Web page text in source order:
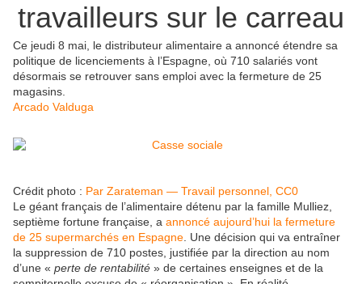
travailleurs sur le carreau
Ce jeudi 8 mai, le distributeur alimentaire a annoncé étendre sa
politique de licenciements à l’Espagne, où 710 salariés vont
désormais se retrouver sans emploi avec la fermeture de 25
magasins.
Arcado Valduga
Crédit photo : Par Zarateman — Travail personnel, CC0
Le géant français de l’alimentaire détenu par la famille Mulliez,
septième fortune française, a annoncé aujourd’hui la fermeture
de 25 supermarchés en Espagne . Une décision qui va entraîner
la suppression de 710 postes, justifiée par la direction au nom
d’une « perte de rentabilité » de certaines enseignes et de la